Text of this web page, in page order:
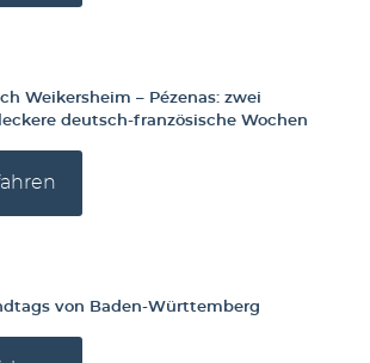
Weikersheim – Pézenas: zwei
deutsch-französische Wochen
von Baden-Württemberg